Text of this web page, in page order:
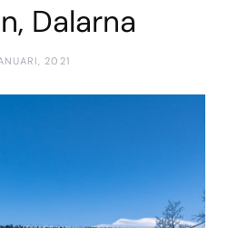
Dalarna
2021